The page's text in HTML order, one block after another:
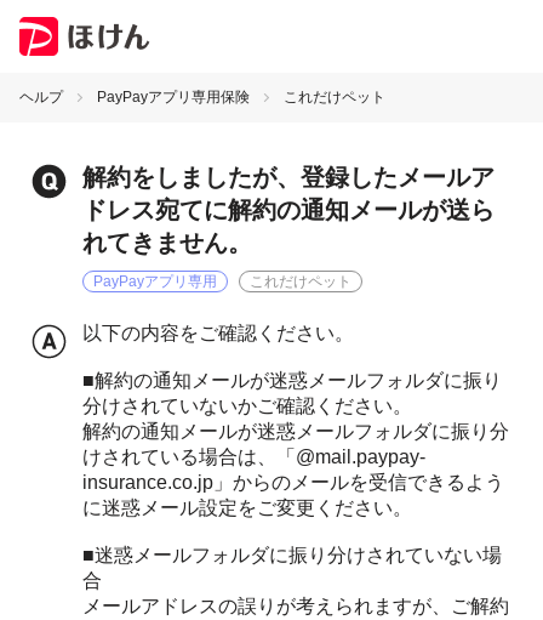
ヘルプ PayPayアプリ専用保険 これだけペット
解約をしましたが、登録したメールア
ドレス宛てに解約の通知メールが送ら
れてきません。
PayPayアプリ専用 これだけペット
以下の内容をご確認ください。
■解約の通知メールが迷惑メールフォルダに振り
分けされていないかご確認ください。
解約の通知メールが迷惑メールフォルダに振り分
けされている場合は、「@mail.paypay-
insurance.co.jp」からのメールを受信できるよう
に迷惑メール設定をご変更ください。
■迷惑メールフォルダに振り分けされていない場
合
メールアドレスの誤りが考えられますが、ご解約